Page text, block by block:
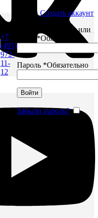
+7
(495)
972-
11-
12
ВойтиСоздать аккаунт
Имя пользователя или
*Обязательно
Пароль *Обязательно
Войти
Забыли пароль?